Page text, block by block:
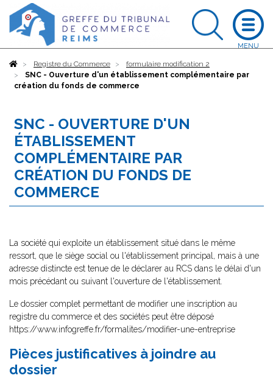
AccueilRegistre du Commerce
formulaire modification 2
SNC - Ouverture d'un établissement complémentaire par
création du fonds de commerce
SNC - OUVERTURE D'UN
ÉTABLISSEMENT
COMPLÉMENTAIRE PAR
CRÉATION DU FONDS DE
COMMERCE
La société qui exploite un établissement situé dans le même
ressort, que le siège social ou l'établissement principal, mais à une
adresse distincte est tenue de le déclarer au RCS dans le délai d'un
mois précédant ou suivant l'ouverture de l'établissement.
Le dossier complet permettant de modifier une inscription au
registre du commerce et des sociétés peut être déposé
https://www.infogreffe.fr/formalites/modifier-une-entreprise
Pièces justificatives à joindre au
dossier